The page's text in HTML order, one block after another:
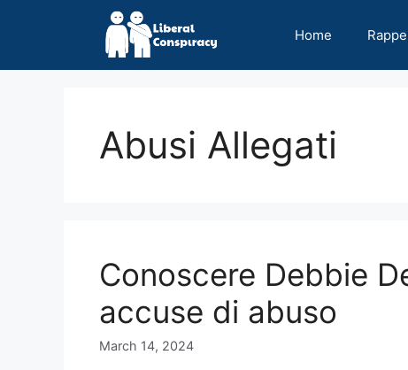
Home
Abusi Allegati
Conoscere Debbie
accuse di abuso
March 14, 2024